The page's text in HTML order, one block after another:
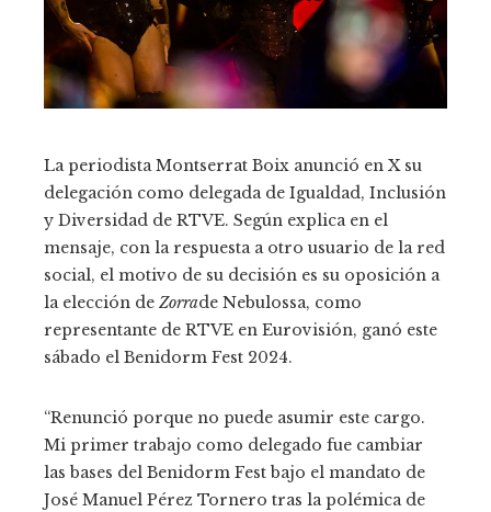
La periodista Montserrat Boix anunció en X su
delegación como delegada de Igualdad, Inclusión
y Diversidad de RTVE. Según explica en el
mensaje, con la respuesta a otro usuario de la red
social, el motivo de su decisión es su oposición a
la elección de Zorrade Nebulossa, como
representante de RTVE en Eurovisión, ganó este
sábado el Benidorm Fest 2024.
“Renunció porque no puede asumir este cargo.
Mi primer trabajo como delegado fue cambiar
las bases del Benidorm Fest bajo el mandato de
José Manuel Pérez Tornero tras la polémica de